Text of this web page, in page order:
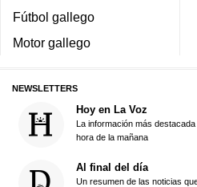
Fútbol gallego
Motor gallego
NEWSLETTERS
Hoy en La Voz
La información más
hora de la mañana
Al final del día
Un resumen de las noticias